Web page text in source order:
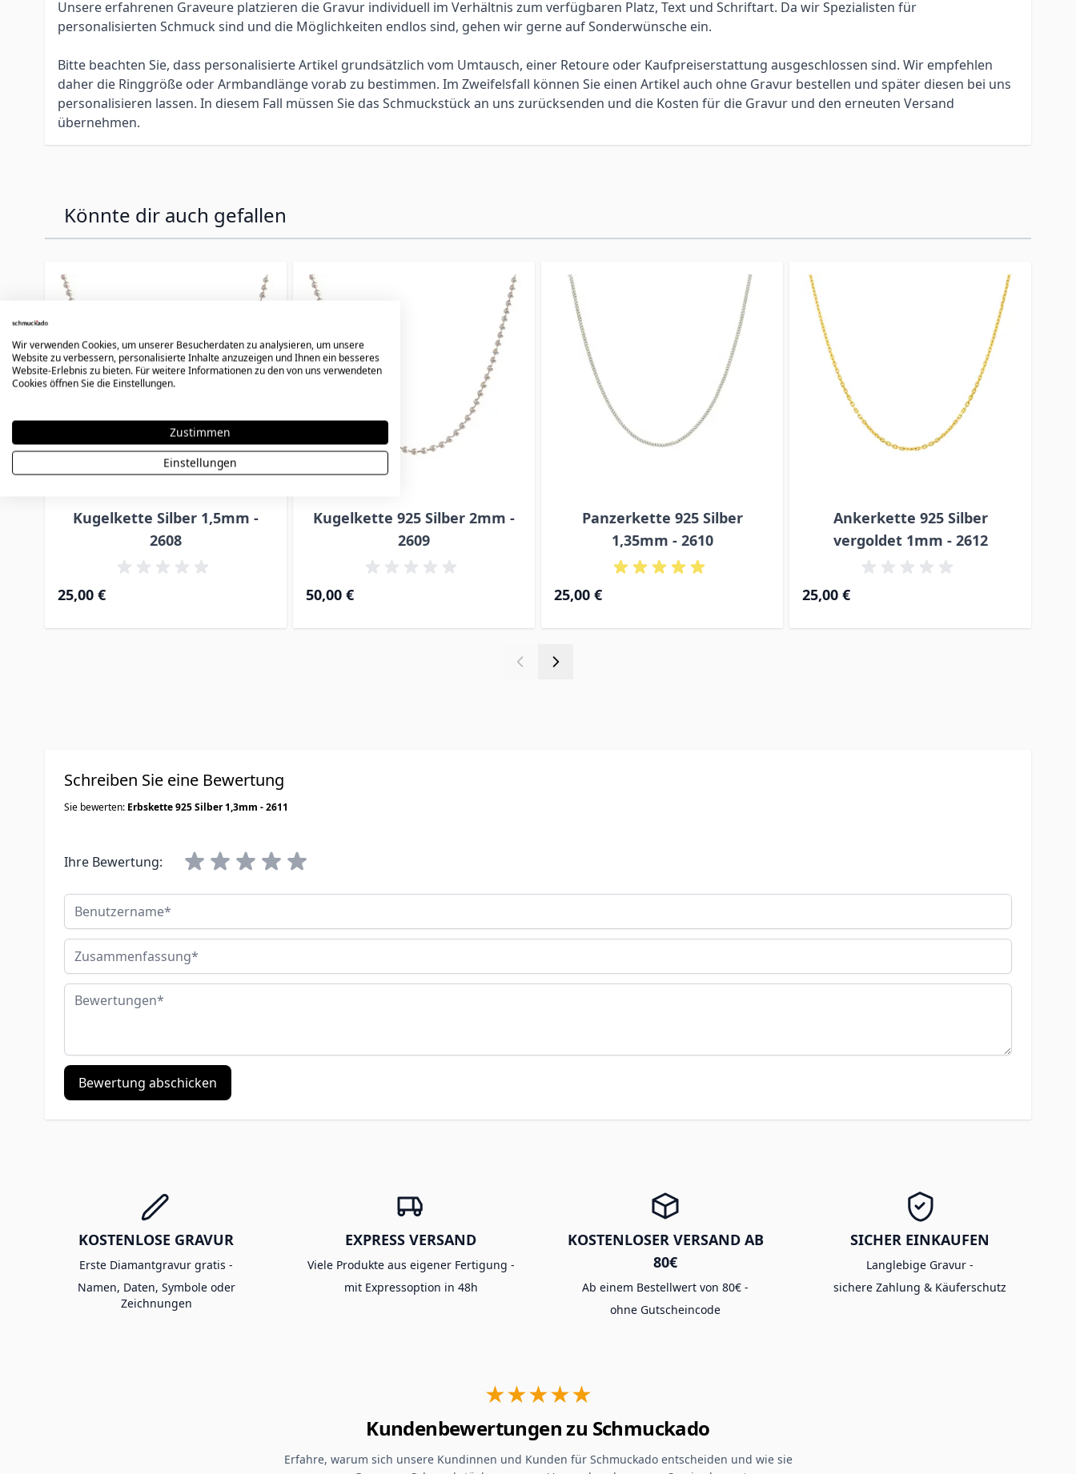
Unsere erfahrenen Graveure platzieren die Gravur individuell im Verhältnis zum verfügbaren Platz, Text und Schriftart. Da wir Spezialisten für
personalisierten Schmuck sind und die Möglichkeiten endlos sind, gehen wir gerne auf Sonderwünsche ein.
Bitte beachten Sie, dass personalisierte Artikel grundsätzlich vom Umtausch, einer Retoure oder Kaufpreiserstattung ausgeschlossen sind. Wir empfehlen
daher die Ringgröße oder Armbandlänge vorab zu bestimmen. Im Zweifelsfall können Sie einen Artikel auch ohne Gravur bestellen und später diesen bei uns
personalisieren lassen. In diesem Fall müssen Sie das Schmuckstück an uns zurücksenden und die Kosten für die Gravur und den erneuten Versand
übernehmen.
Könnte dir auch gefallen
Kugelkette Silber 1,5mm -
2608
Ab
25,00 €
Kugelkette 925 Silber 2mm -
2609
50,00 €
Panzerkette 925 Silber
1,35mm - 2610
Ab
25,00 €
Ankerkette 925 Silber
vergoldet 1mm - 2612
Ab
25,00 €
Schreiben Sie eine Bewertung
Sie bewerten: Erbskette 925 Silber 1,3mm - 2611
Ihre Bewertung:
Benutzername
Zusammenfassung
Bewertungen
Bewertung abschicken
KOSTENLOSE GRAVUR
Erste Diamantgravur gratis -
Namen, Daten, Symbole oder
Zeichnungen
EXPRESS VERSAND
Viele Produkte aus eigener Fertigung -
mit Expressoption in 48h
KOSTENLOSER VERSAND AB
80€
Ab einem Bestellwert von 80€ -
ohne Gutscheincode
SICHER EINKAUFEN
Langlebige Gravur -
sichere Zahlung & Käuferschutz
★★★★★
Kundenbewertungen zu Schmuckado
Erfahre, warum sich unsere Kundinnen und Kunden für Schmuckado entscheiden und wie sie
Wir verwenden Cookies, um unserer Besucherdaten zu analysieren, um unsere
Website zu verbessern, personalisierte Inhalte anzuzeigen und Ihnen ein besseres
Website-Erlebnis zu bieten. Für weitere Informationen zu den von uns verwendeten
Cookies öffnen Sie die Einstellungen.
Zustimmen
Einstellungen